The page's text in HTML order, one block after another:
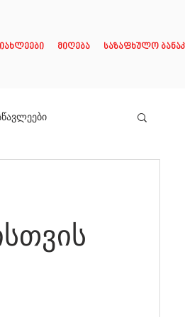
მიღება საზაფხულო